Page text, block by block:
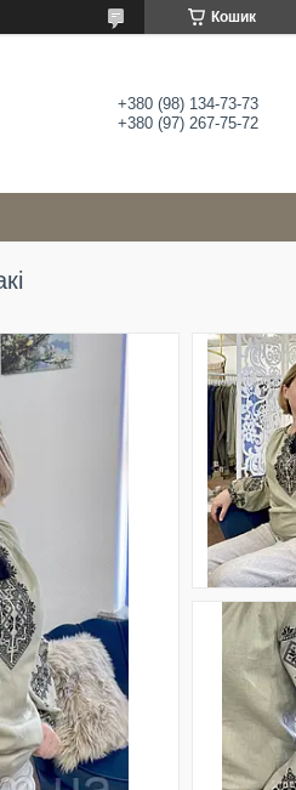
Кошик
+380 (98) 134-73-73
+380 (97) 267-75-72